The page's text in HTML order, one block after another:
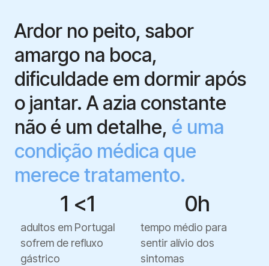
Ardor no peito, sabor
amargo na boca,
dificuldade em dormir após
o jantar. A azia constante
não é um detalhe, é uma
condição médica que
merece tratamento.
1 <1
adultos em Portugal
sofrem de refluxo
gástrico
0h
tempo médio para
sentir alívio dos
sintomas